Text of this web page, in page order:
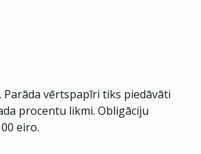
Parāda vērtspapīri tiks piedāvāti
procentu likmi. Obligāciju
eiro.